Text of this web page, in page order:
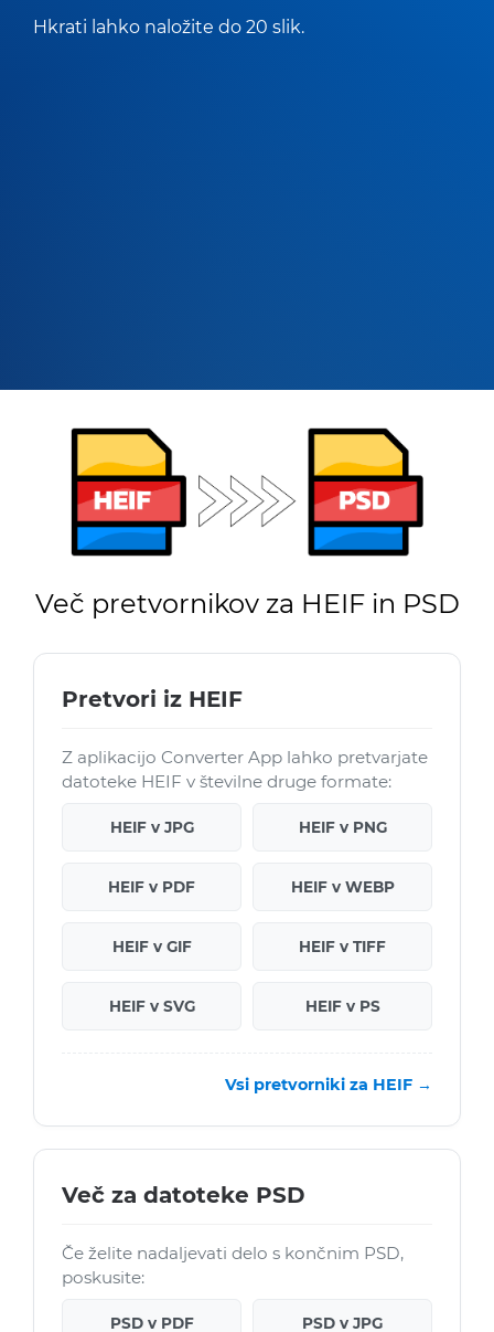
Hkrati lahko naložite do 20 slik.
Več pretvornikov za HEIF in PSD
Pretvori iz HEIF
Z aplikacijo Converter App lahko pretvarjate
datoteke HEIF v številne druge formate:
HEIF v JPG HEIF v PNG
HEIF v PDF HEIF v WEBP
HEIF v GIF HEIF v TIFF
HEIF v SVG HEIF v PS
Vsi pretvorniki za HEIF →
Več za datoteke PSD
Če želite nadaljevati delo s končnim PSD,
poskusite:
PSD v PDF PSD v JPG